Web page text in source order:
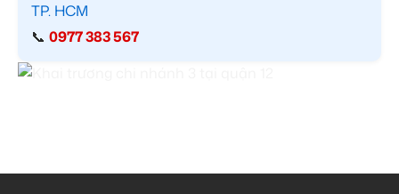
TP. HCM
📞 0977 383 567